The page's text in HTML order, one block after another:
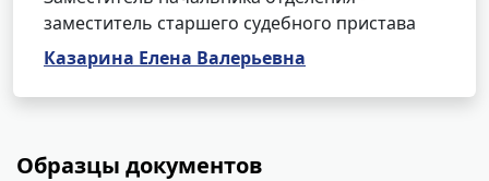
заместитель старшего судебного пристава
Казарина Елена Валерьевна
Образцы документов